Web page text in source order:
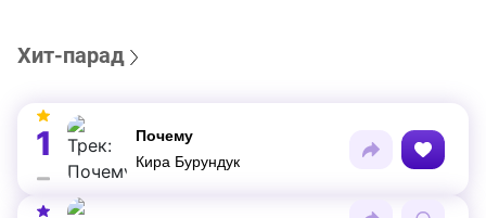
Хит-парад
1
Почему
Кира Бурундук